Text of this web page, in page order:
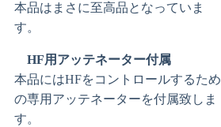
本品はまさに至高品となっていま
す。
HF用アッテネーター付属
本品にはHFをコントロールするため
の専用アッテネーターを付属致しま
す。